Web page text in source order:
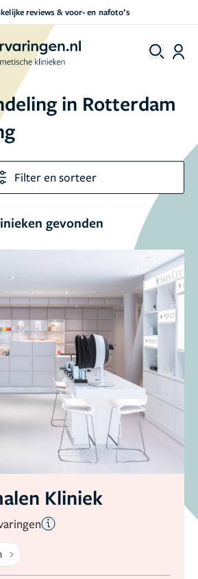
Direct een afspraak maken
in Rotterdam
Filter en sorteer
gevonden
Kliniek